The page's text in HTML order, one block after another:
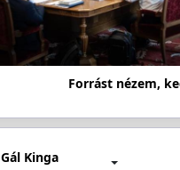
Forrást nézem,
Gál Kinga